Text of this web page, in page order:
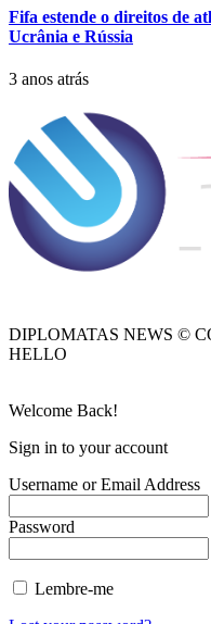
Fifa estende o direitos de
Ucrânia e Rússia
3 anos atrás
DIPLOMATAS NEWS ©
HELLO
Welcome Back!
Sign in to your account
Username or Email Address
Password
Lembre-me